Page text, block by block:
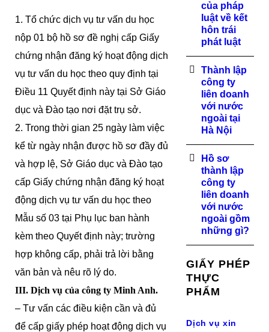
1. Tổ chức dịch vụ tư vấn du học
nộp 01 bộ hồ sơ đề nghị cấp Giấy
chứng nhận đăng ký hoạt động dịch
vụ tư vấn du học theo quy định tại
Điều 11 Quyết định này tại Sở Giáo
dục và Đào tạo nơi đặt trụ sở.
2. Trong thời gian 25 ngày làm việc
kể từ ngày nhận được hồ sơ đầy đủ
và hợp lệ, Sở Giáo dục và Đào tạo
cấp Giấy chứng nhận đăng ký hoạt
động dịch vụ tư vấn du học theo
Mẫu số 03 tại Phụ lục ban hành
kèm theo Quyết định này; trường
hợp không cấp, phải trả lời bằng
văn bản và nêu rõ lý do.
III. Dịch vụ của công ty Minh Anh.
– Tư vấn các điều kiện cần và đủ
để cấp giấy phép hoạt động dịch vụ
của pháp
luật về kết
hôn trái
phát luật
Thành lập
công ty
liên doanh
với nước
ngoài tại
Hà Nội
Hồ sơ
thành lập
công ty
liên doanh
với nước
ngoài gồm
những gì?
GIẤY PHÉP
THỰC
PHẨM
Dịch vụ xin